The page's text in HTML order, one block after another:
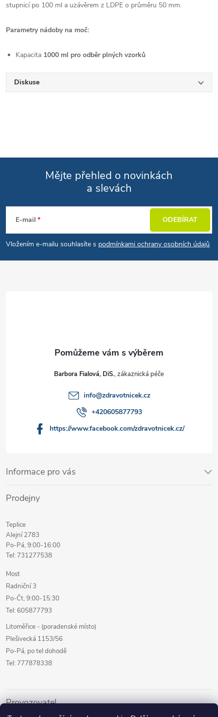
stupnicí po 100 ml a uzávěrem z LDPE o průměru 50 mm.
Parametry nádoby na moč:
Kapacita 1000 ml pro odběr plných vzorků
Diskuse
Mějte přehled o novinkách
a slevách
E-mail
Vložením e-mailu souhlasíte s podmínkami ochrany osobních údajů
ODEBÍRAT
Informace pro vás
Prodejny
Teplice
Alejní 2783
Po-Pá, 9:00-16:00
Tel: 731277538
Most
Radniční 3
Po-Čt, 9:00-15:30
Tel: 605877793
Litoměřice - (poradenské místo)
Plešivecká 1153/56
Po-Pá, po tel dohodě
Tel: 777878338
Provozovatel
Barbora Fialová, DiS.
info@zdravotnicek.cz
+420605877793
https://www.facebook.com/zdravotnicek.cz/